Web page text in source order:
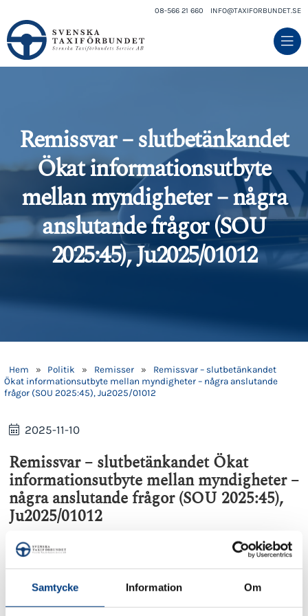
Samtycke Information Om
08-566 21 660 INFO@TAXIFORBUNDET.SE
Remissvar – slutbetänkandet
Ökat informationsutbyte
mellan myndigheter – några
anslutande frågor (SOU
2025:45), Ju2025/01012
Hem » Politik » Remisser »
Remissvar – slutbetänkandet
Ökat informationsutbyte mellan myndigheter – några anslutande
frågor (SOU 2025:45), Ju2025/01012
2025-11-10
Remissvar – slutbetänkandet Ökat
informationsutbyte mellan myndigheter –
några anslutande frågor (SOU 2025:45),
Ju2025/01012
Svenska Taxiförbundet har tagit del av utredningens
slutbetänkande (SOU 2025:45) per den 2025-07-08
och önskar inkomma med synpunkter i anledning av
regeringens pågående remiss-arbete (Ju2025/01012).